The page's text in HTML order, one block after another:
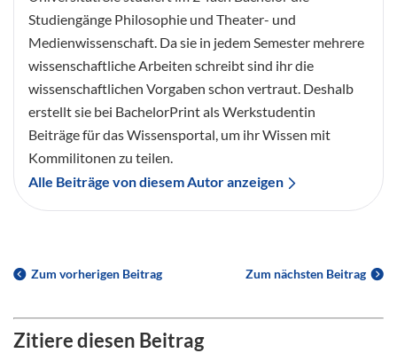
Studiengänge Philosophie und Theater- und
Medienwissenschaft. Da sie in jedem Semester mehrere
wissenschaftliche Arbeiten schreibt sind ihr die
wissenschaftlichen Vorgaben schon vertraut. Deshalb
erstellt sie bei BachelorPrint als Werkstudentin
Beiträge für das Wissensportal, um ihr Wissen mit
Kommilitonen zu teilen.
Alle Beiträge von diesem Autor anzeigen
Zum vorherigen Beitrag Zum nächsten Beitrag
Zitiere diesen Beitrag